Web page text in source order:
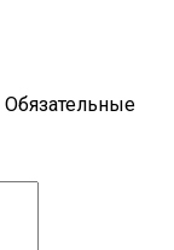
Обязательные